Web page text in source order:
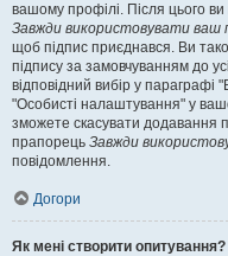
вашому профілі. Після цього
Завжди використовувати ваш
щоб підпис приєднався. Ви
підпису за замовчуванням до
відповідний вибір у параграфі
"Особисті налаштування" у
зможете скасувати додавання
прапорець Завжди
повідомлення.
Догори
Як мені створити опитування?